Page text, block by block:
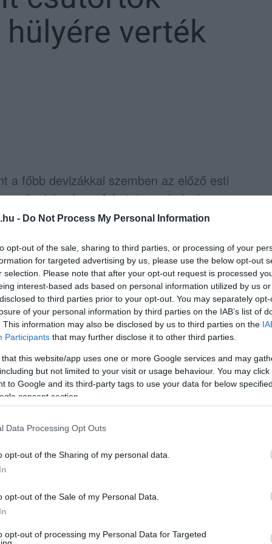
- Do Not Process My Personal Information
opt-out of the sale, sharing to third parties, or processing of your
for targeted advertising by us, please use the below opt-out
selection. Please note that after your opt-out request is processed
interest-based ads based on personal information utilized by us
to third parties prior to your opt-out. You may separately
of your personal information by third parties on the IAB’s list of
This information may also be disclosed by us to third parties on the
Participants that may further disclose it to other third parties.
that this website/app uses one or more Google services and may
but not limited to your visit or usage behaviour. You may
to Google and its third-party tags to use your data for below
consent section.
Data Processing Opt Outs
opt-out of the Sharing of my personal data.
opt-out of the Sale of my Personal Data.
opt-out of processing my Personal Data for Targeted
verték
a főbb devizákkal szemben az előző esti
A forint ezzel részben
a 12 órával korábbi 400,63 forint
vissza 379,72 forintról, a svájci franké
401,98 forintig is elment, a dollárt
pedig 412,57 forinton, ami a frank
Az euróval szemben a leggyengébb
esetében pedig szintén a január eleji
képest 3,4 százalékkal áll
gyengébben a dollárral és 2,8
svájci frank ellenében 0,8 és 0,4
0,2 százalékos veszteségbe